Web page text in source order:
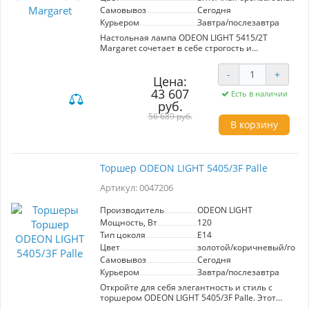
удобно расположен как на шнуре, так и на
базе, предоставляя дополнительный комфорт
в использовании. Выбор этой лампы от ODEON
LIGHT — это выбор в пользу стиля и качества.
Самовывоз
Сегодня
Курьером
Завтра/послезавтра
Настольная лампа ODEON LIGHT 5415/2T
Margaret сочетает в себе строгость и
античной бронзы и оригинальные
металлические штоки обеспечивают
изысканный вид, а белое матовое стекло
рассеивает свет, создавая приятную уютную
атмосферу. С мощностью 80 Вт и
напряжением 220V лампа обеспечивает
достаточное освещение для рабочего стола
позволяет использовать широкий выбор
лампочек, что делает её универсальным
решением для дома. Идеальный выбор для
тех, кто ценит сочетание практичности и
дизайнерских решений в интерьере.
Цена:
43 607
руб.
56 689 руб.
- +
Есть в наличии
В корзину
Торшер ODEON LIGHT 5405/3F Palle
Артикул: 0047206
Производитель
ODEON LIGHT
Мощность, Вт
120
Тип цоколя
E14
Цвет
золотой/коричневый/
Самовывоз
Сегодня
Курьером
Завтра/послезавтра
Откройте для себя элегантность и стиль с
торшером ODEON LIGHT 5405/3F Palle. Этот